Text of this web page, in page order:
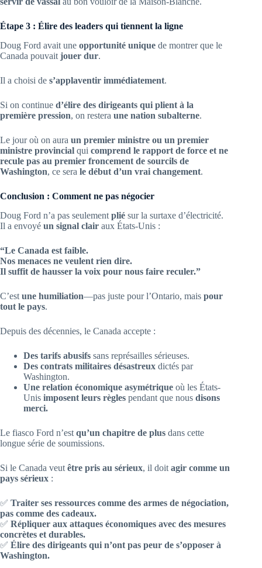
Étape 3 : Élire des leaders qui tiennent la ligne
Doug Ford avait une opportunité unique de montrer que le
Canada pouvait jouer dur.
Il a choisi de s’applaventir immédiatement.
Si on continue d’élire des dirigeants qui plient à la
première pression, on restera une nation subalterne.
Le jour où on aura un premier ministre ou un premier
ministre provincial qui comprend le rapport de force et ne
recule pas au premier froncement de sourcils de
Washington, ce sera le début d’un vrai changement.
Conclusion : Comment ne pas négocier
Doug Ford n’a pas seulement plié sur la surtaxe d’électricité.
Il a envoyé un signal clair aux États-Unis :
“Le Canada est faible.
Nos menaces ne veulent rien dire.
Il suffit de hausser la voix pour nous faire reculer.”
C’est une humiliation—pas juste pour l’Ontario, mais pour
tout le pays.
Depuis des décennies, le Canada accepte :
Des tarifs abusifs sans représailles sérieuses.
Des contrats militaires désastreux dictés par
Washington.
Une relation économique asymétrique où les États-
Unis imposent leurs règles pendant que nous disons
merci.
Le fiasco Ford n’est qu’un chapitre de plus dans cette
longue série de soumissions.
Si le Canada veut être pris au sérieux, il doit agir comme un
pays sérieux :
✅ Traiter ses ressources comme des armes de négociation,
pas comme des cadeaux.
✅ Répliquer aux attaques économiques avec des mesures
concrètes et durables.
✅ Élire des dirigeants qui n’ont pas peur de s’opposer à
Washington.